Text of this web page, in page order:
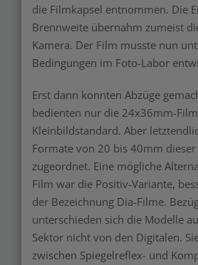
die Filmkapsel entnommen. Die
Brennweite übernahm zumeist
Kamera. Der Film musste nun
Bedingungen im Foto-Labor
Erst dann konnten Abzüge
bedienten nur die 24x36mm-
Kleinbildstandard. Aber
Formate von 20 bis 40mm dieser
zugeordnet. Eine mögliche
Film war die Positiv-Variante,
der Bezeichnung Dia-Filme.
unterschieden sich die Modelle
Sektor nicht von den Digitalen.
zwischen Spiegelreflex- und